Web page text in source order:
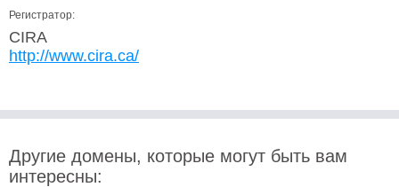
Регистратор:
CIRA
http://www.cira.ca/
Другие домены, которые могут быть вам
интересны: